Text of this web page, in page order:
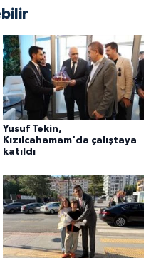
Yusuf Tekin,
Kızılcahamam'da çalıştaya
katıldı